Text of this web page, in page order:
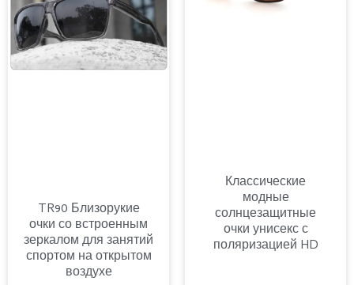
TR90 Близорукие
очки со встроенным
зеркалом для занятий
спортом на открытом
воздухе
Классические
модные
солнцезащитные
очки унисекс с
поляризацией HD